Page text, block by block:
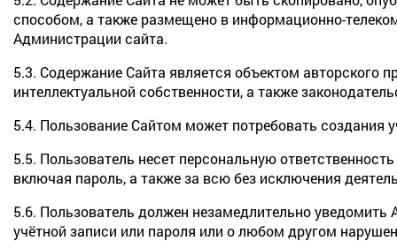
способом, а также размещено в информационно-
Администрации сайта.
5.3. Содержание Сайта является объектом авторского
интеллектуальной собственности, а также
5.4. Пользование Сайтом может потребовать создания
5.5. Пользователь несет персональную
включая пароль, а также за всю без исключения
5.6. Пользователь должен незамедлительно
учётной записи или пароля или о любом другом